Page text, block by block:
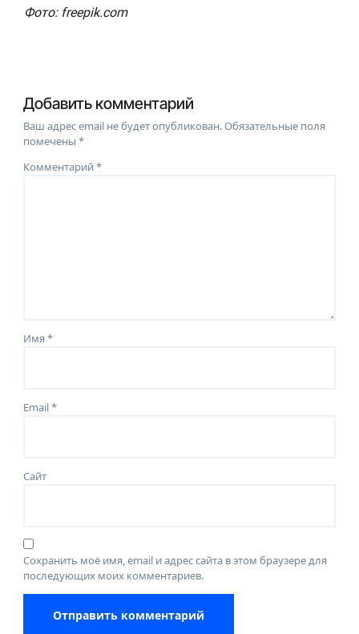
Фото: freepik.com
Добавить комментарий
Ваш адрес email не будет опубликован.Обязательные поля
помечены*
Комментарий*
Имя*
Email*
Сайт
Сохранить моё имя, email и адрес сайта в этом браузере для
последующих моих комментариев.